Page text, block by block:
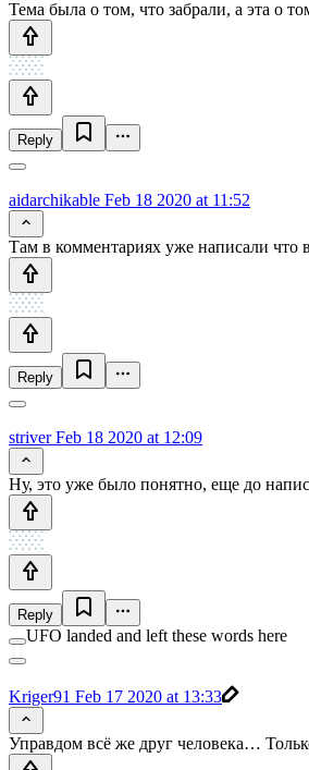
Тема была о том, что забрали, а эта о
Reply
aidarchikable Feb 18 2020 at 11:52
Там в комментариях уже написали что
Reply
striverFeb 18 2020 at 12:09
Ну, это уже было понятно, еще до
Reply
UFO landed and left these words here
Kriger91 Feb 17 2020 at 13:33
Управдом всё же друг человека…